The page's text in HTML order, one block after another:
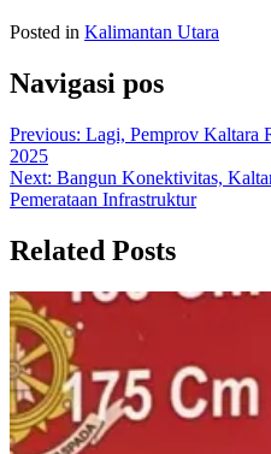
Posted in Kalimantan Utara
Navigasi pos
Previous: Lagi, Pemprov Kaltara
2025
Next: Bangun Konektivitas,
Pemerataan Infrastruktur
Related Posts